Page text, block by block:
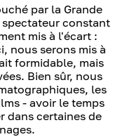
par la Grande
constant
mis à l'écart :
nous serons mis à
formidable, mais
Bien sûr, nous
les
- avoir le temps
dans certaines de